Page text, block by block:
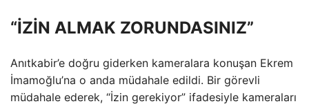
“İZİN ALMAK ZORUNDASINIZ”
Anıtkabir’e doğru giderken kameralara konuşan Ekrem
İmamoğlu’na o anda müdahale edildi. Bir görevli
müdahale ederek, “İzin gerekiyor” ifadesiyle kameraları